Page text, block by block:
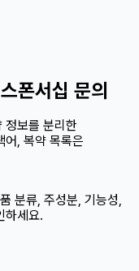
폰서십 문의
정보를 분리한
어, 복약 목록은
분류, 주성분, 기능성,
하세요.